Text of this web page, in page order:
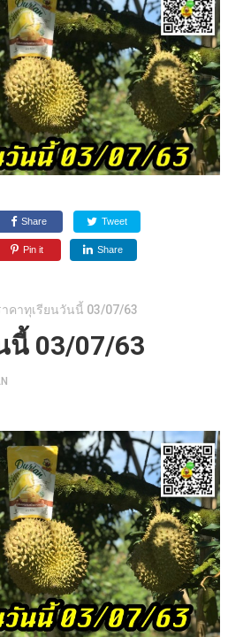
Share Tweet
Pin it Share
าคาทุเรียนวันนี้ 03/07/63
นี้ 03/07/63